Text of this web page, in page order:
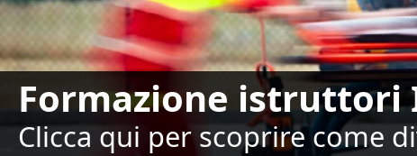
Formazione istruttori
Clicca qui per scoprire come